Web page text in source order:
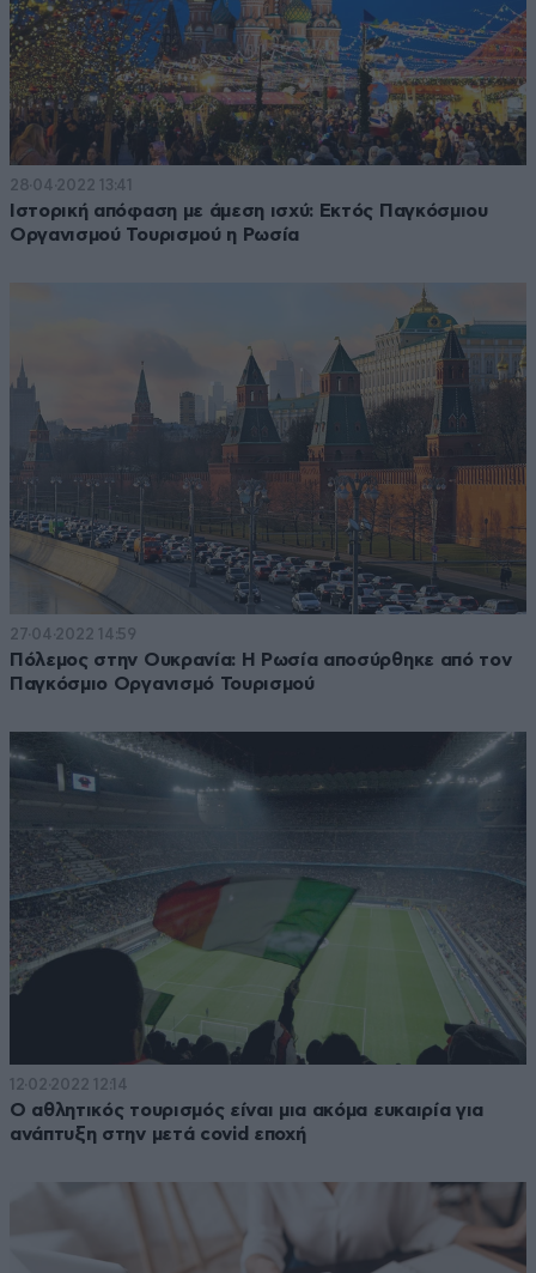
28·04·2022 13:41
Ιστορική απόφαση με άμεση ισχύ: Εκτός Παγκόσμιου
Οργανισμού Τουρισμού η Ρωσία
27·04·2022 14:59
Πόλεμος στην Ουκρανία: Η Ρωσία αποσύρθηκε από τον
Παγκόσμιο Οργανισμό Τουρισμού
12·02·2022 12:14
Ο αθλητικός τουρισμός είναι μια ακόμα ευκαιρία για
ανάπτυξη στην μετά covid εποχή